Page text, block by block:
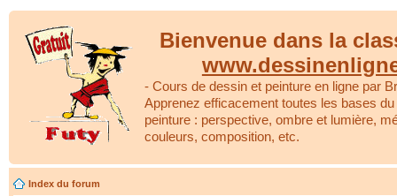
Bienvenue dans la
- Cours de dessin et peinture en ligne par
Apprenez efficacement toutes les bases
peinture : perspective, ombre et lumière,
couleurs, composition, etc.
Index du forum